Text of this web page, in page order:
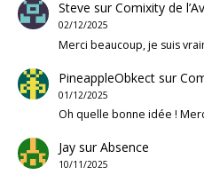
Steve surComixity de
02/12/2025
Merci beaucoup, je suis
PineappleObkectsur
01/12/2025
Oh quelle bonne idée !
JaysurAbsence
10/11/2025